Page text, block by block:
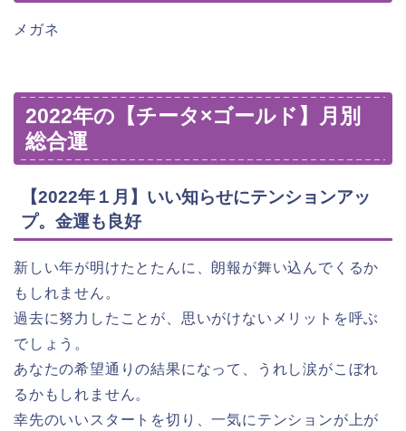
メガネ
2022年の【チータ×ゴールド】月別
総合運
【2022年１月】いい知らせにテンションアッ
プ。金運も良好
新しい年が明けたとたんに、朗報が舞い込んでくるか
もしれません。
過去に努力したことが、思いがけないメリットを呼ぶ
でしょう。
あなたの希望通りの結果になって、うれし涙がこぼれ
るかもしれません。
幸先のいいスタートを切り、一気にテンションが上が